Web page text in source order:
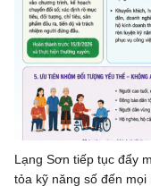
Lạng Sơn tiếp tục đẩy
tỏa kỹ năng số đến mọi